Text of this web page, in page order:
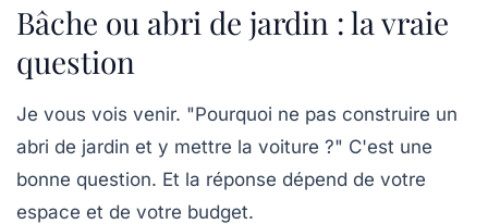
Bâche ou abri de jardin : la vraie
question
Je vous vois venir. "Pourquoi ne pas construire un
abri de jardin et y mettre la voiture ?" C'est une
bonne question. Et la réponse dépend de votre
espace et de votre budget.